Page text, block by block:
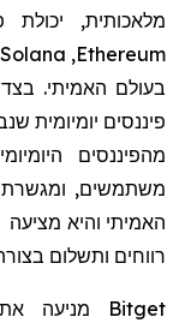
מלאכותית, יכולת
Ethereum
,
Solana
בעולם האמיתי.
פיננסים יומיומית
מהפיננסים
משתמשים, ומגשרת
האמיתי והיא מציעה
רווחים ותשלום
Bitget מניעה את